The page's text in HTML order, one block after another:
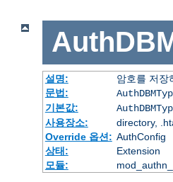
설명:
암호를 저장
문법:
기본값:
사용장소:
directory,
Override 옵션: AuthConfig
상태:
Extension
모듈: